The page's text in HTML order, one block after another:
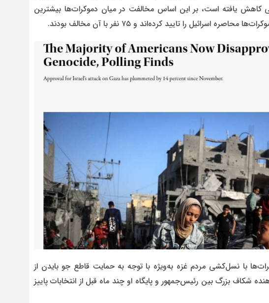
کاهش یافته است، بر این اساس مخالفت در میان دموکرات‌ها بیشترین
با نسل‌کشی مردم غزه به‌ویژه با توجه به حمایت قاطع جو بایدن از
شکاف بزرگ بین رئیس‌جمهور و پایگاه او چند ماه قبل از انتخابات پاییز